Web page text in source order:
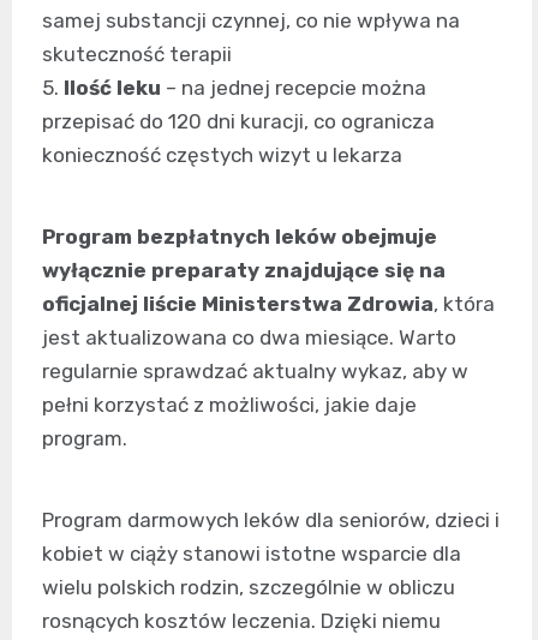
samej substancji czynnej, co nie wpływa na
skuteczność terapii
5. Ilość leku – na jednej recepcie można
przepisać do 120 dni kuracji, co ogranicza
konieczność częstych wizyt u lekarza
Program bezpłatnych leków obejmuje
wyłącznie preparaty znajdujące się na
oficjalnej liście Ministerstwa Zdrowia, która
jest aktualizowana co dwa miesiące. Warto
regularnie sprawdzać aktualny wykaz, aby w
pełni korzystać z możliwości, jakie daje
program.
Program darmowych leków dla seniorów, dzieci i
kobiet w ciąży stanowi istotne wsparcie dla
wielu polskich rodzin, szczególnie w obliczu
rosnących kosztów leczenia. Dzięki niemu